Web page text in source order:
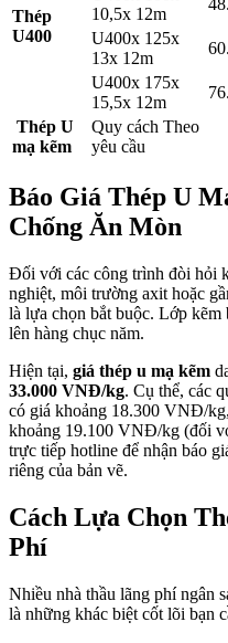
Thép
U400
10,5x 12m
U400x 125x
13x 12m
U400x 175x
15,5x 12m
Thép U
mạ kẽm
Quy cách Theo
yêu cầu
Báo Giá Thép U
Chống Ăn Mòn
Đối với các công trình đòi hỏi
nghiệt, môi trường axit hoặc
là lựa chọn bắt buộc. Lớp
lên hàng chục năm.
Hiện tại, giá thép u mạ kẽm
33.000 VNĐ/kg. Cụ thể, các
có giá khoảng 18.300 VNĐ/
khoảng 19.100 VNĐ/kg (đối
trực tiếp hotline để nhận báo
riêng của bản vẽ.
Cách Lựa Chọn
Phí
Nhiều nhà thầu lãng phí ngân
là những khác biệt cốt lõi bạn